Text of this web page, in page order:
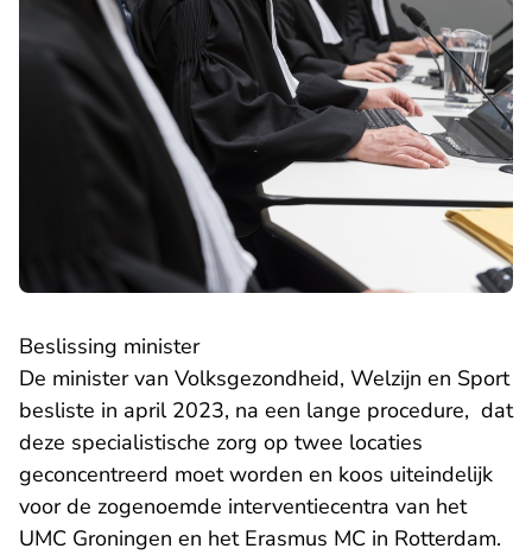
Beslissing minister
De minister van Volksgezondheid, Welzijn en Sport
besliste in april 2023, na een lange procedure, dat
deze specialistische zorg op twee locaties
geconcentreerd moet worden en koos uiteindelijk
voor de zogenoemde interventiecentra van het
UMC Groningen en het Erasmus MC in Rotterdam.